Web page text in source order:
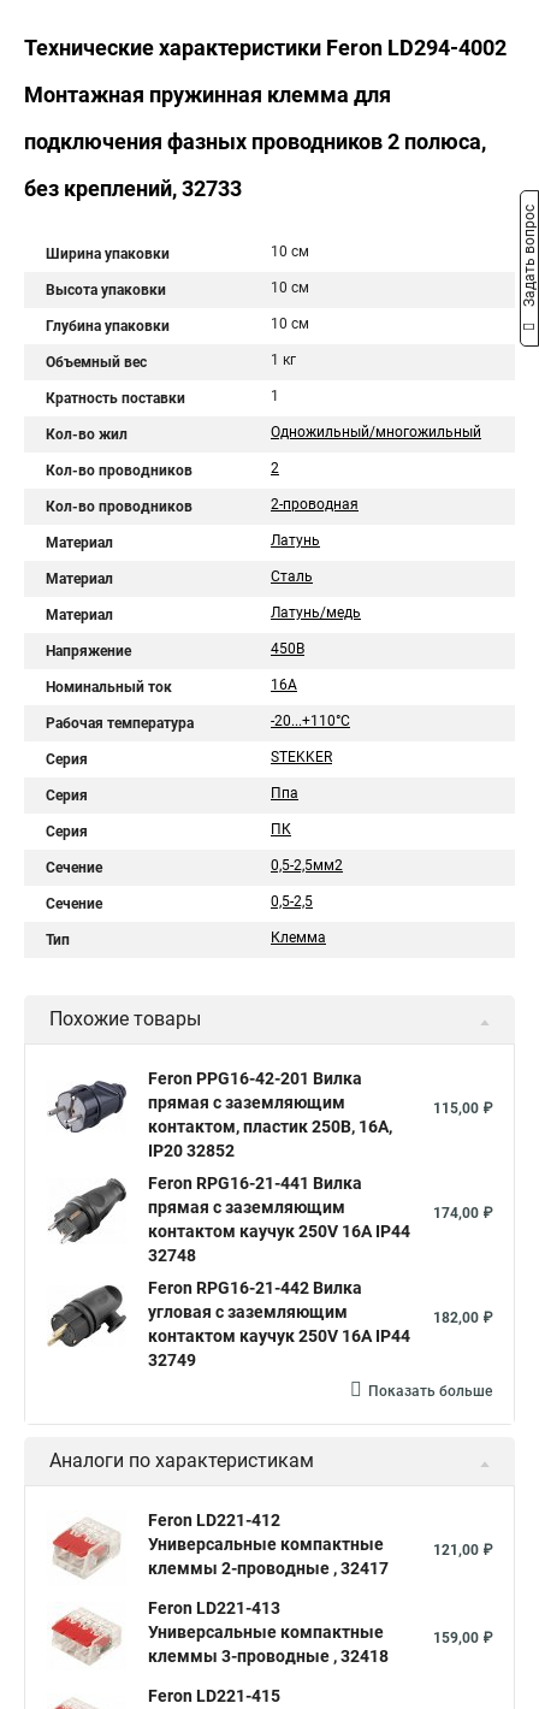
Технические характеристики Feron LD294-4002
Монтажная пружинная клемма для
подключения фазных проводников 2 полюса,
без креплений, 32733
Ширина упаковки 10 см
Высота упаковки 10 см
Глубина упаковки 10 см
Объемный вес 1 кг
Кратность поставки 1
Кол-во жил Одножильный/многожильный
Кол-во проводников 2
Кол-во проводников 2-проводная
Материал Латунь
Материал Сталь
Материал Латунь/медь
Напряжение 450В
Номинальный ток 16A
Рабочая температура -20...+110°C
Серия STEKKER
Серия Ппа
Серия ПК
Сечение 0,5-2,5мм2
Сечение 0,5-2,5
Тип Клемма
Похожие товары
Feron PPG16-42-201 Вилка
прямая с заземляющим
контактом, пластик 250В, 16A,
IP20 32852
115,00 ₽
Feron RPG16-21-441 Вилка
прямая с заземляющим
контактом каучук 250V 16A IP44
32748
174,00 ₽
Feron RPG16-21-442 Вилка
угловая с заземляющим
контактом каучук 250V 16A IP44
32749
182,00 ₽
Показать больше
Аналоги по характеристикам
Feron LD221-412
Универсальные компактные
клеммы 2-проводные , 32417
121,00 ₽
Feron LD221-413
Универсальные компактные
клеммы 3-проводные , 32418
159,00 ₽
Feron LD221-415
Задать вопрос